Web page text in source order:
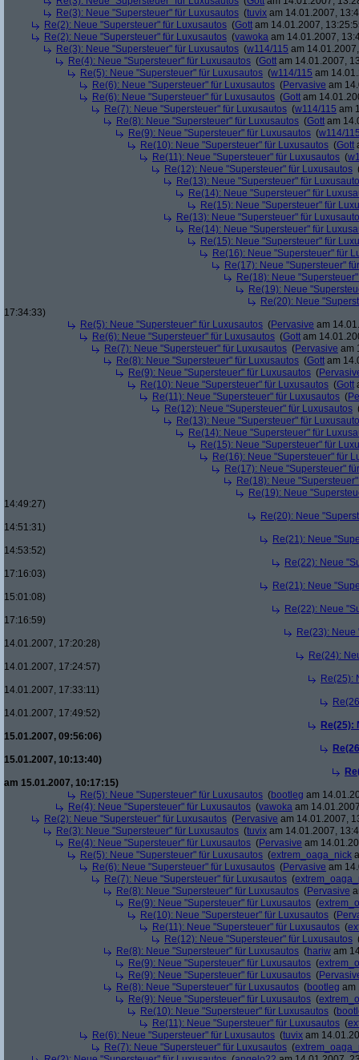
Re(3): Neue "Supersteuer" für Luxusautos (tuvix am 14.01.2007,
Re(2): Neue "Supersteuer" für Luxusautos (Gott am 14.01.2007,
Re(2): Neue "Supersteuer" für Luxusautos (vawoka am 14.01.2007,
Re(3): Neue "Supersteuer" für Luxusautos (w114/115 am
Re(4): Neue "Supersteuer" für Luxusautos (Gott am 14.01.2007,
Re(5): Neue "Supersteuer" für Luxusautos (w114/115 am
Re(6): Neue "Supersteuer" für Luxusautos (Pervasive am
Re(6): Neue "Supersteuer" für Luxusautos (Gott am
Re(7): Neue "Supersteuer" für Luxusautos (w114/115 am
Re(8): Neue "Supersteuer" für Luxusautos (Gott am
Re(9): Neue "Supersteuer" für Luxusautos (w114/
Re(10): Neue "Supersteuer" für Luxusautos (Gott
Re(11): Neue "Supersteuer" für Luxusautos (
Re(12): Neue "Supersteuer" für Luxusautos
Re(13): Neue "Supersteuer" für
Re(14): Neue "Supersteuer" für
Re(15): Neue "Supersteuer" für
Re(13): Neue "Supersteuer" für
Re(14): Neue "Supersteuer" für
Re(15): Neue "Supersteuer" für
Re(16): Neue "Supersteuer" für
Re(17): Neue "Supersteuer"
Re(18): Neue
Re(19): Neue
Re(20): Neue
17:34:33)
Re(5): Neue "Supersteuer" für Luxusautos (Pervasive am
Re(6): Neue "Supersteuer" für Luxusautos (Gott am
Re(7): Neue "Supersteuer" für Luxusautos (Pervasive am
Re(8): Neue "Supersteuer" für Luxusautos (Gott am
Re(9): Neue "Supersteuer" für Luxusautos (
Re(10): Neue "Supersteuer" für Luxusautos (Gott
Re(11): Neue "Supersteuer" für Luxusautos (
Re(12): Neue "Supersteuer" für Luxusautos
Re(13): Neue "Supersteuer" für
Re(14): Neue "Supersteuer" für
Re(15): Neue "Supersteuer" für
Re(16): Neue "Supersteuer" für
Re(17): Neue "Supersteuer"
Re(18): Neue
Re(19): Neue
14:49:27)
Re(20): Neue
14:51:31)
Re(21): Neue
14:53:52)
Re(22): Neue
17:16:03)
Re(21): Neue
15:01:08)
Re(22): Neue
17:16:59)
Re(23):
14.01.2007, 17:20:28)
Re(24):
14.01.2007, 17:24:57)
Re(25):
14.01.2007, 17:33:11)
14.01.2007, 17:49:52)
Re(25):
15.01.2007, 09:56:06)
15.01.2007, 10:13:40)
am 15.01.2007, 10:17:15)
Re(5): Neue "Supersteuer" für Luxusautos (bootleg am
Re(4): Neue "Supersteuer" für Luxusautos (vawoka am
Re(2): Neue "Supersteuer" für Luxusautos (Pervasive am 14.01.2007,
Re(3): Neue "Supersteuer" für Luxusautos (tuvix am 14.01.2007,
Re(4): Neue "Supersteuer" für Luxusautos (Pervasive am
Re(5): Neue "Supersteuer" für Luxusautos (extrem_oaga_nick
Re(6): Neue "Supersteuer" für Luxusautos (Pervasive am
Re(7): Neue "Supersteuer" für Luxusautos (
Re(8): Neue "Supersteuer" für Luxusautos (Pervasive
Re(9): Neue "Supersteuer" für Luxusautos (
Re(10): Neue "Supersteuer" für Luxusautos (
Re(11): Neue "Supersteuer" für Luxusautos (
Re(12): Neue "Supersteuer" für Luxusautos
Re(8): Neue "Supersteuer" für Luxusautos (hariw am
Re(9): Neue "Supersteuer" für Luxusautos (
Re(9): Neue "Supersteuer" für Luxusautos (
Re(8): Neue "Supersteuer" für Luxusautos (bootleg am
Re(9): Neue "Supersteuer" für Luxusautos (
Re(10): Neue "Supersteuer" für Luxusautos (
Re(11): Neue "Supersteuer" für Luxusautos (
Re(6): Neue "Supersteuer" für Luxusautos (tuvix am
Re(7): Neue "Supersteuer" für Luxusautos (